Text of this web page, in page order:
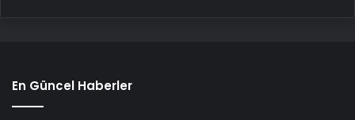
En Güncel Haberler